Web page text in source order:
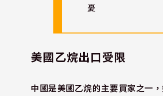
憂
美國乙烷出口受限
中國是美國乙烷的主要買家之一